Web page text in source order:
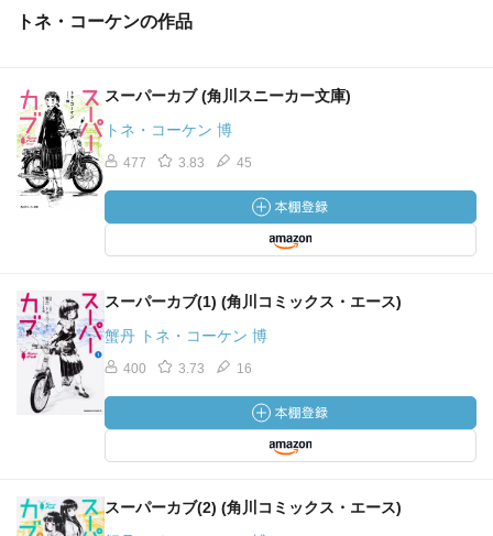
トネ・コーケンの作品
スーパーカブ (角川スニーカー文庫)
トネ・コーケン 博
477 3.83 45
スーパーカブ(1) (角川コミックス・エース)
蟹丹 トネ・コーケン 博
400 3.73 16
スーパーカブ(2) (角川コミックス・エース)